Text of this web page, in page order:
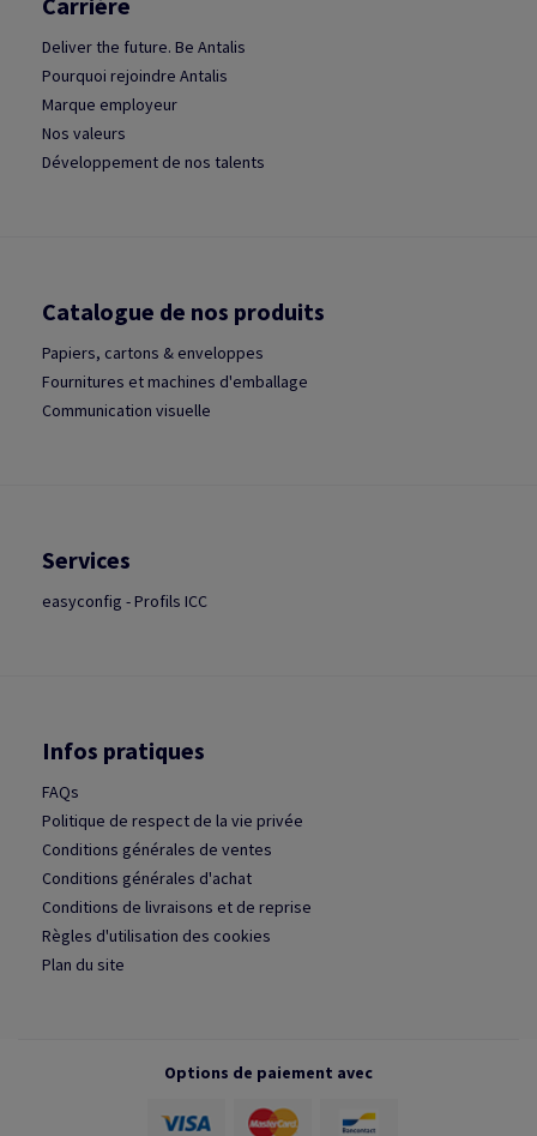
Deliver the future. Be Antalis
Pourquoi rejoindre Antalis
Marque employeur
Nos valeurs
Développement de nos talents
Catalogue de nos produits
Papiers, cartons & enveloppes
Fournitures et machines d'emballage
Communication visuelle
Services
easyconfig - Profils ICC
Infos pratiques
FAQs
Politique de respect de la vie privée
Conditions générales de ventes
Conditions générales d'achat
Conditions de livraisons et de reprise
Règles d'utilisation des cookies
Plan du site
Options de paiement avec